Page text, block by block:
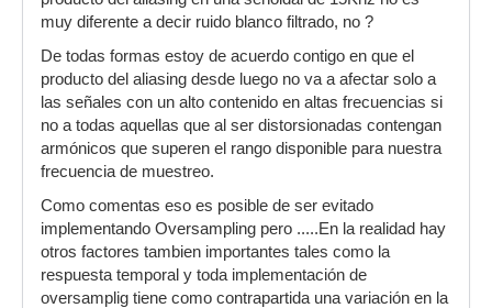
abejas, pero sin los graves. O sea, como si al
filtro pasa altos. Otra forma de describirlo es un
zumbido como el que hace una mosca al volar,
pero constante... sin altibajos en el volumen. Y
todo esto, muy bajo de volumen.
El problema es que el aliasing de un plugin
Como el del piano. Pero dependiendo de la
implementación, puede ser constante, como se
ve en los gráficos.
Uno de los inconvenientes es que si el tono
muy diferente a decir ruido blanco filtrado, no ?
De todas formas estoy de acuerdo contigo en que el
producto del aliasing desde luego no va a afectar solo a
las señales con un alto contenido en altas frecuencias si
no a todas aquellas que al ser distorsionadas contengan
armónicos que superen el rango disponible para nuestra
frecuencia de muestreo.
Como comentas eso es posible de ser evitado
implementando Oversampling pero .....En la realidad hay
otros factores tambien importantes tales como la
respuesta temporal y toda implementación de
oversamplig tiene como contrapartida una variación en la